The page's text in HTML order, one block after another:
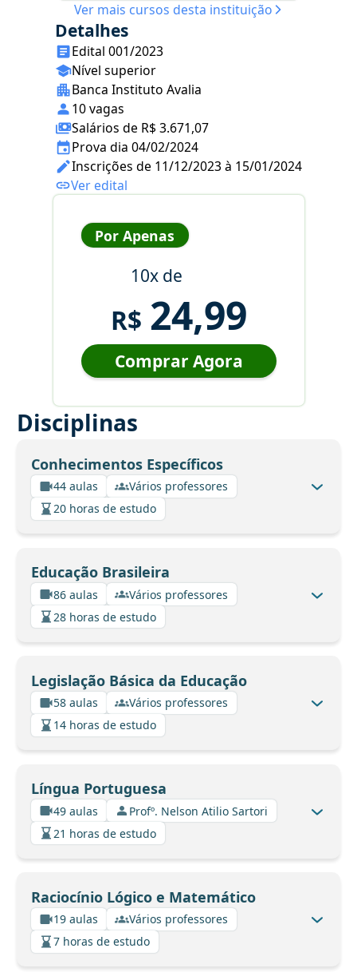
Ver mais cursos desta instituição
Detalhes
Edital 001/2023
Nível superior
Banca Instituto Avalia
10 vagas
Salários de R$ 3.671,07
Prova dia 04/02/2024
Inscrições de 11/12/2023 à 15/01/2024
Ver edital
Por Apenas
10x de
R$ 24,99
Comprar Agora
Disciplinas
Conhecimentos Específicos
44 aulas
Vários professores
20 horas de estudo
Educação Brasileira
86 aulas
Vários professores
28 horas de estudo
Legislação Básica da Educação
58 aulas
Vários professores
14 horas de estudo
Língua Portuguesa
49 aulas
Profº. Nelson Atilio Sartori
21 horas de estudo
Raciocínio Lógico e Matemático
19 aulas
Vários professores
7 horas de estudo